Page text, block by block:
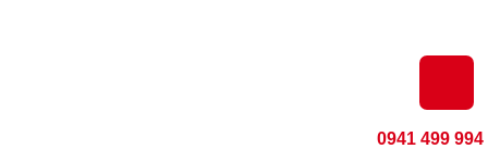
0941 499 994